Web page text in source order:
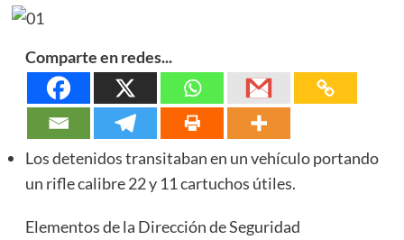
Comparte en redes...
Los detenidos transitaban en un vehículo portando
un rifle calibre 22 y 11 cartuchos útiles.
Elementos de la Dirección de Seguridad